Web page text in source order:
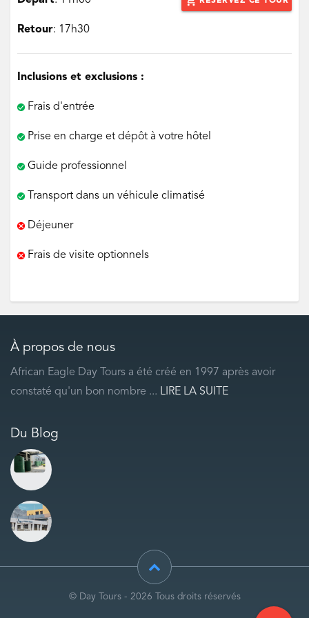
Retour: 17h30
Inclusions et exclusions :
Frais d'entrée
Prise en charge et dépôt à votre hôtel
Guide professionnel
Transport dans un véhicule climatisé
Déjeuner
Frais de visite optionnels
À propos de nous
African Eagle Day Tours a été créé en 1997 après avoir
constaté qu'un bon nombre ... LIRE LA SUITE
Du Blog
© Day Tours - 2026 Tous droits réservés